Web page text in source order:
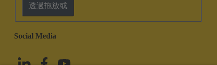
透過拖放或
Social Media